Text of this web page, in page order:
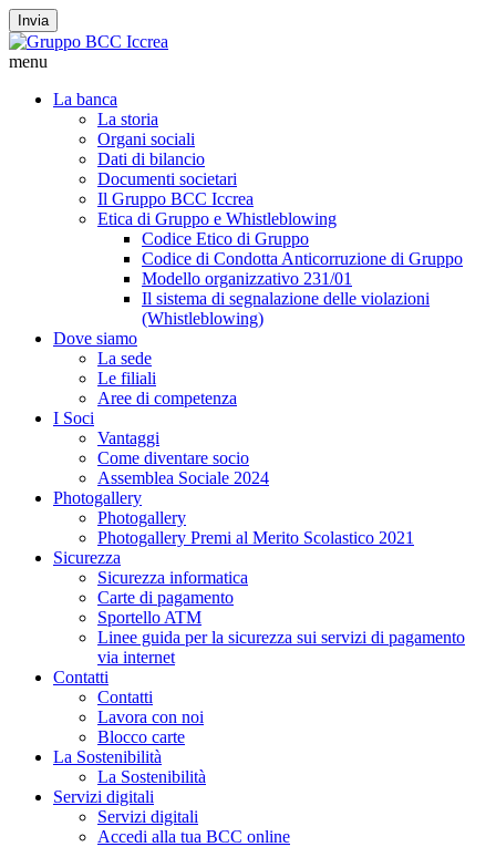
Invia
menu
La banca
La storia
Organi sociali
Dati di bilancio
Documenti societari
Il Gruppo BCC Iccrea
Etica di Gruppo e Whistleblowing
Codice Etico di Gruppo
Codice di Condotta Anticorruzione di Gruppo
Modello organizzativo 231/01
Il sistema di segnalazione delle violazioni
(Whistleblowing)
Dove siamo
La sede
Le filiali
Aree di competenza
I Soci
Vantaggi
Come diventare socio
Assemblea Sociale 2024
Photogallery
Photogallery
Photogallery Premi al Merito Scolastico 2021
Sicurezza
Sicurezza informatica
Carte di pagamento
Sportello ATM
Linee guida per la sicurezza sui servizi di pagamento
via internet
Contatti
Contatti
Lavora con noi
Blocco carte
La Sostenibilità
La Sostenibilità
Servizi digitali
Servizi digitali
Accedi alla tua BCC online